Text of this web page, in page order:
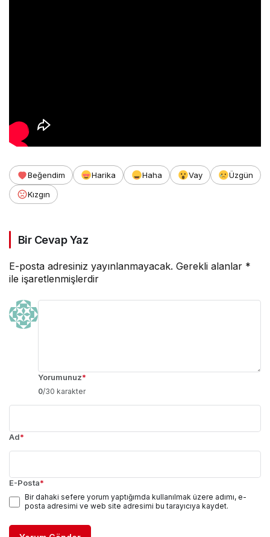
Beğendim Harika Haha Vay
Üzgün
Kızgın
Bir Cevap Yaz
E-posta adresiniz yayınlanmayacak. Gerekli alanlar *
ile işaretlenmişlerdir
Yorumunuz*
0/30 karakter
Ad*
E-Posta*
Bir dahaki sefere yorum yaptığımda kullanılmak üzere adımı, e-
posta adresimi ve web site adresimi bu tarayıcıya kaydet.